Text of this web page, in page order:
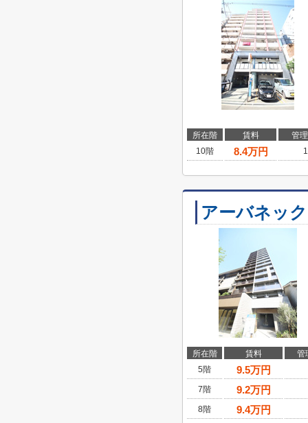
所在階 賃料
管
10階
8.4万円
アーバネッ
所在階 賃料
管
5階
9.5万円
7階 9.2万円
8階 9.4万円